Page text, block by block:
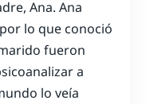
Ana. Ana
lo que conoció
fueron
a
lo veía